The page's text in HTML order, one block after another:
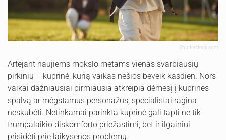
Shutterstock.com
Artėjant naujiems mokslo metams vienas svarbiausių
pirkinių – kuprinė, kurią vaikas nešios beveik kasdien. Nors
vaikai dažniausiai pirmiausia atkreipia dėmesį į kuprinės
spalvą ar mėgstamus personažus, specialistai ragina
neskubėti. Netinkamai parinkta kuprinė gali tapti ne tik
trumpalaikio diskomforto priežastimi, bet ir ilgainiui
prisidėti prie laikysenos problemų.